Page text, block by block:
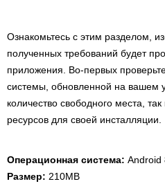
Ознакомьтесь с этим разделом,
полученных требований будет
приложения. Во-первых
системы, обновленной на вашем
количество свободного места,
ресурсов для своей инсталляции.
Операционная система: Android
Размер: 210MB